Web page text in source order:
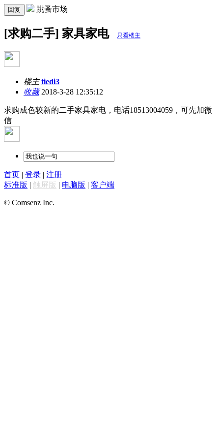
回复 跳蚤市场
[求购二手] 家具家电 只看楼主
楼主 tiedi3
收藏2018-3-28 12:35:12
求购成色较新的二手家具家电，电话18513004059，可先加微
信
首页 | 登录 | 注册
标准版 | 触屏版 | 电脑版 | 客户端
© Comsenz Inc.